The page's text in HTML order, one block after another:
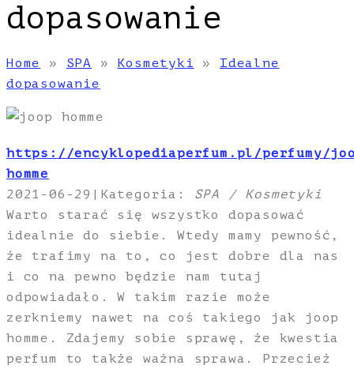
dopasowanie
Home » SPA » Kosmetyki » Idealne
dopasowanie
https://encyklopediaperfum.pl/perfumy/
homme
2021-06-29 | Kategoria: SPA / Kosmetyki
Warto starać się wszystko dopasować
idealnie do siebie. Wtedy mamy pewność,
że trafimy na to, co jest dobre dla nas
i co na pewno będzie nam tutaj
odpowiadało. W takim razie może
zerkniemy nawet na coś takiego jak joop
homme. Zdajemy sobie sprawę, że kwestia
perfum to także ważna sprawa. Przecież